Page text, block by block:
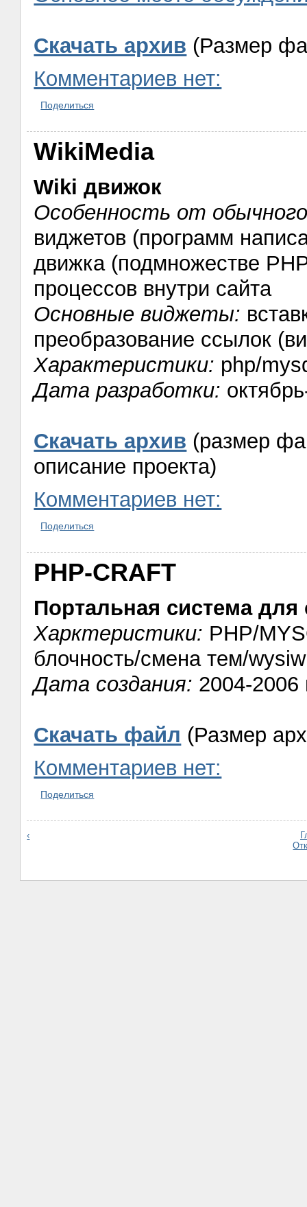
Скачать архив (Размер
Комментариев нет:
Поделиться
WikiMedia
Wiki движок
Особенность от
виджетов (программ
движка (подмножестве
процессов внутри сайта
Основные виджеты:
преобразование ссылок
Характеристики: php/
Дата разработки:
Скачать архив (размер
описание проекта)
Комментариев нет:
Поделиться
PHP-CRAFT
Портальная система для
Харктеристики: PHP/
блочность/смена тем/
Дата создания: 2004-2006
Скачать файл (Размер
Комментариев нет:
Поделиться
‹